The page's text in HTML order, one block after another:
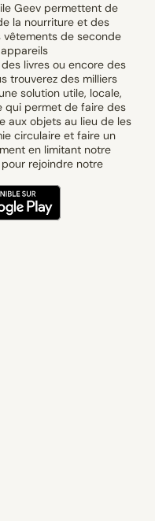
Geev permettent de
la nourriture et des
vêtements de seconde
livres ou encore des
trouverez des milliers
solution utile, locale,
permet de faire des
aux objets au lieu de les
circulaire et faire un
en limitant notre
rejoindre notre